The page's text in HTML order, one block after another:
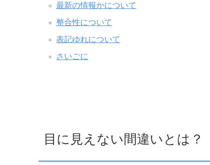
最新の情報かについて
整合性について
表記ゆれについて
さいごに
目に見えない間違いとは？